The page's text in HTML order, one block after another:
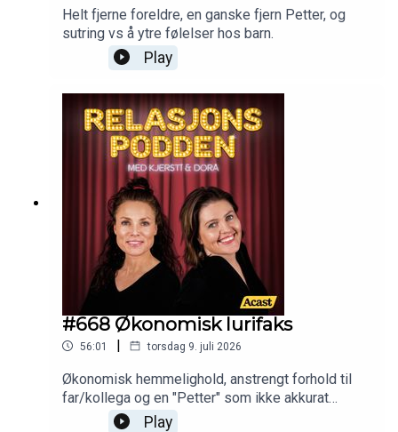
Helt fjerne foreldre, en ganske fjern Petter, og
sutring vs å ytre følelser hos barn.
Play
#668 Økonomisk lurifaks
56:01 | torsdag 9. juli 2026
Økonomisk hemmelighold, anstrengt forhold til
far/kollega og en "Petter" som ikke akkurat
skinner på forpliktelsesfronten.
Play